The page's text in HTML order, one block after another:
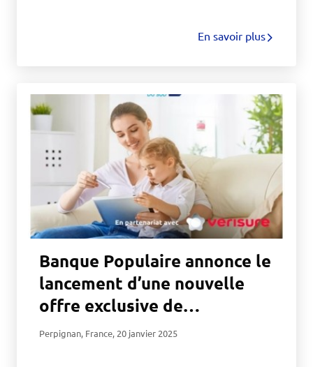
En savoir plus
Banque Populaire annonce le
lancement d’une nouvelle
offre exclusive de
télésurveillance avec
Perpignan, France, 20 janvier 2025